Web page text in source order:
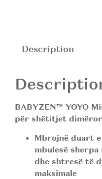
Description
BABYZEN™ YOYO
për shëtitjet
Mbrojnë duart
mbulesë sherpa
dhe shtresë të
maksimale